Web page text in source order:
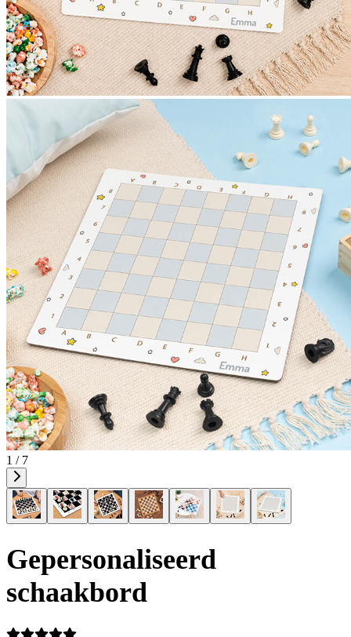
1 / 7
Gepersonaliseerd
schaakbord